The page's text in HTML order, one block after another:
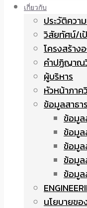
เกี่ยวกับ
ประวัติควา
วิสัยทัศน์/เ
โครงสร้าง
คำปฏิญาณ
ผู้บริหาร
หัวหน้าภาค
ข้อมูลสาธา
ข้อมูล
ข้อมูล
ข้อมูล
ข้อมูล
ข้อมูล
นโยบายขอ